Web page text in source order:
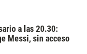
a las 20.30:
Messi, sin acceso